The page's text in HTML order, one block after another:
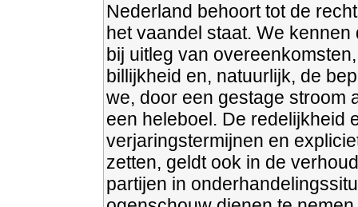
Nederland behoort tot de
het vaandel staat. We
bij uitleg van
billijkheid en, natuurlijk, de
we, door een gestage stroom
een heleboel. De redelijkheid
verjaringstermijnen en
zetten, geldt ook in de
partijen in